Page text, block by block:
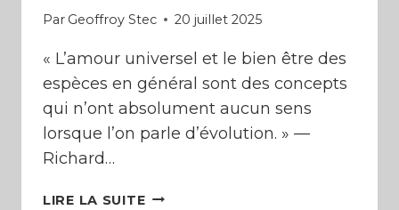
Par Geoffroy Stec 20 juillet 2025
« L’amour universel et le bien être des
espèces en général sont des concepts
qui n’ont absolument aucun sens
lorsque l’on parle d’évolution. » —
Richard…
LIRE LA SUITELES